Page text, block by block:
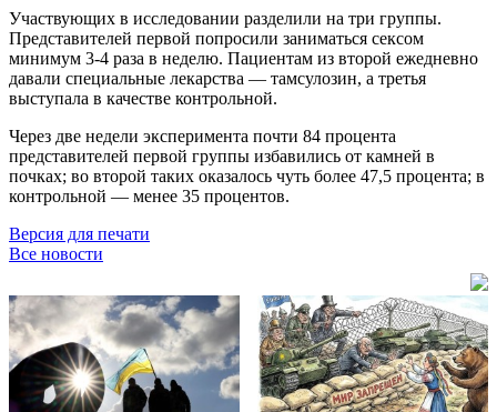
Участвующих в исследовании разделили на три группы.
Представителей первой попросили заниматься сексом
минимум 3-4 раза в неделю. Пациентам из второй ежедневно
давали специальные лекарства — тамсулозин, а третья
выступала в качестве контрольной.
Через две недели эксперимента почти 84 процента
представителей первой группы избавились от камней в
почках; во второй таких оказалось чуть более 47,5 процента; в
контрольной — менее 35 процентов.
Версия для печати
Все новости